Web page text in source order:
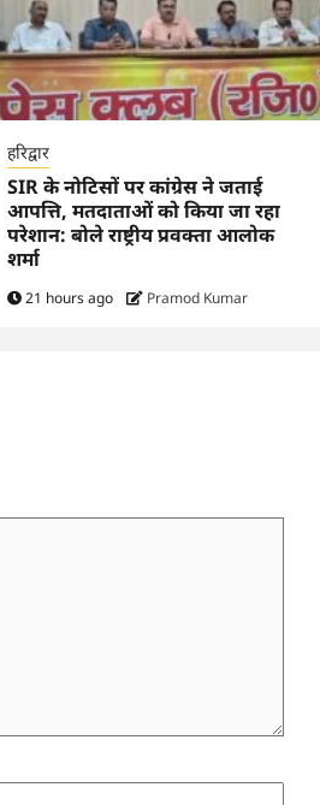
हरिद्वार
SIR के नोटिसों पर कांग्रेस ने जताई
आपत्ति, मतदाताओं को किया जा रहा
परेशान: बोले राष्ट्रीय प्रवक्ता आलोक
शर्मा
21 hours ago Pramod Kumar